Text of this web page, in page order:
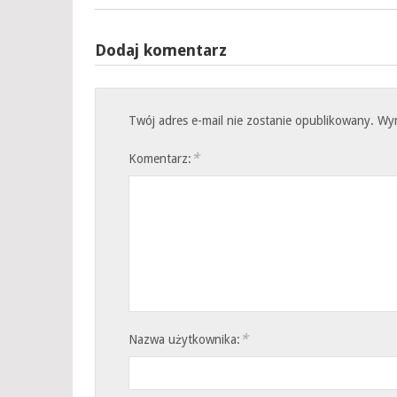
Dodaj komentarz
Twój adres e-mail nie zostanie opublikowany.
Komentarz: *
Nazwa użytkownika: *